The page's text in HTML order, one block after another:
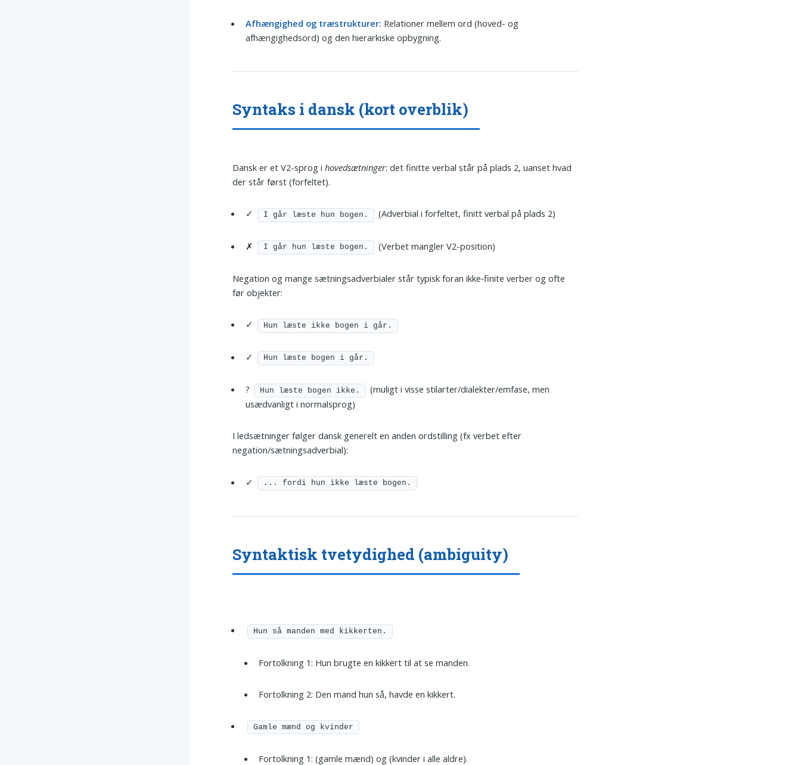
Afhængighed og træstrukturer: Relationer mellem ord (hoved- og
afhængighedsord) og den hierarkiske opbygning.
Syntaks i dansk (kort overblik)
Dansk er et V2-sprog ihovedsætninger: det finitte verbal står på plads 2, uanset hvad
der står først (forfeltet).
✓ I går læste hun bogen. (Adverbial i forfeltet, finitt verbal på plads 2)
✗ I går hun læste bogen. (Verbet mangler V2-position)
Negation og mange sætningsadverbialer står typisk foran ikke‑finite verber og ofte
før objekter:
✓ Hun læste ikke bogen i går.
✓ Hun læste bogen i går.
? Hun læste bogen ikke.
(muligt i visse stilarter/dialekter/emfase, men
usædvanligt i normalsprog)
I ledsætninger følger dansk generelt en anden ordstilling (fx verbet efter
negation/sætningsadverbial):
✓ ... fordi hun ikke læste bogen.
Syntaktisk tvetydighed (ambiguity)
Hun så manden med kikkerten.
Fortolkning 1: Hun brugte en kikkert til at se manden.
Fortolkning 2: Den mand hun så, havde en kikkert.
Gamle mænd og kvinder
Fortolkning 1: (gamle mænd) og (kvinder i alle aldre).